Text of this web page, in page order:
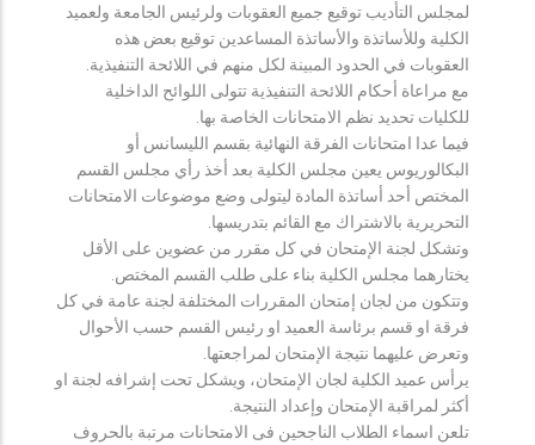
لمجلس التأديب توقيع جميع العقوبات ولرئيس الجامعة ولعميد
الكلية وللأساتذة والأساتذة المساعدين توقيع بعض هذه
العقوبات في الحدود المبينة لكل منهم في اللائحة التنفيذية.
مع مراعاة أحكام اللائحة التنفيذية تتولى اللوائح الداخلية
للكليات تحديد نظم الامتحانات الخاصة بها.
فيما عدا امتحانات الفرقة النهائية بقسم الليسانس أو
البكالوريوس يعين مجلس الكلية بعد أخذ رأي مجلس القسم
المختص أحد أساتذة المادة ليتولى وضع موضوعات الامتحانات
التحريرية بالاشتراك مع القائم بتدريسها.
وتشكل لجنة الإمتحان في كل مقرر من عضوين على الأقل
يختارهما مجلس الكلية بناء على طلب القسم المختص.
وتتكون من لجان إمتحان المقررات المختلفة لجنة عامة في كل
فرقة او قسم برئاسة العميد او رئيس القسم حسب الأحوال
وتعرض عليهما نتيجة الإمتحان لمراجعتها.
يرأس عميد الكلية لجان الإمتحان، ويشكل تحت إشرافه لجنة او
أكثر لمراقبة الإمتحان وإعداد النتيجة.
تلعن اسماء الطلاب الناجحين فى الامتحانات مرتبة بالحروف